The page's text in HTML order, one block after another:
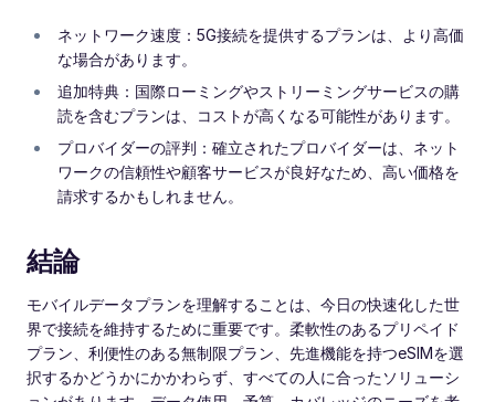
ネットワーク速度：5G接続を提供するプランは、より高価
な場合があります。
追加特典：国際ローミングやストリーミングサービスの購
読を含むプランは、コストが高くなる可能性があります。
プロバイダーの評判：確立されたプロバイダーは、ネット
ワークの信頼性や顧客サービスが良好なため、高い価格を
請求するかもしれません。
結論
モバイルデータプランを理解することは、今日の快速化した世
界で接続を維持するために重要です。柔軟性のあるプリペイド
プラン、利便性のある無制限プラン、先進機能を持つeSIMを選
択するかどうかにかかわらず、すべての人に合ったソリューシ